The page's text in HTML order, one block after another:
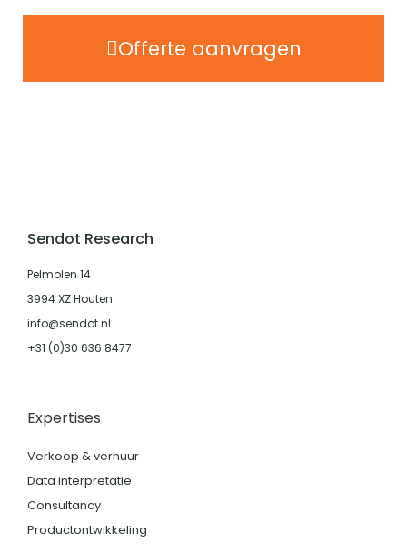
Offerte aanvragen
Sendot Research
Pelmolen 14
3994 XZ Houten
info@sendot.nl
+31 (0)30 636 8477
Expertises
Verkoop & verhuur
Data interpretatie
Consultancy
Productontwikkeling